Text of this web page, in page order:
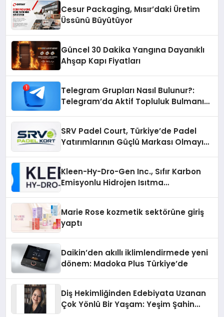
Cesur Packaging, Mısır’daki Üretim
Üssünü Büyütüyor
Güncel 30 Dakika Yangına Dayanıklı
Ahşap Kapı Fiyatları
Telegram Grupları Nasıl Bulunur?:
Telegram’da Aktif Topluluk Bulmanın
SRV Padel Court, Türkiye’de Padel
Yatırımlarının Güçlü Markası Olmayı
Kleen-Hy-Dro-Gen Inc., Sıfır Karbon
Emisyonlu Hidrojen Isıtma
Marie Rose kozmetik sektörüne giriş
yaptı
Daikin’den akıllı iklimlendirmede yeni
dönem: Madoka Plus Türkiye’de
Diş Hekimliğinden Edebiyata Uzanan
Çok Yönlü Bir Yaşam: Yeşim Şahin